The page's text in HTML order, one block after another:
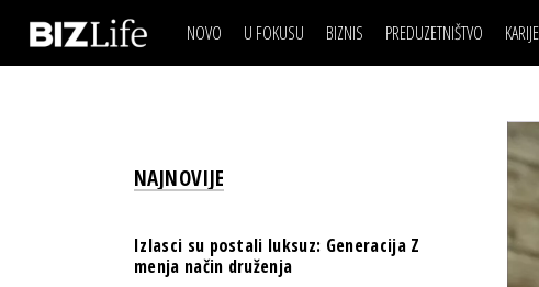
NOVO U FOKUSU BIZNIS
BREND I KOMUNIKACIJE
PREDUZETNIŠTVO
IZJAVA DANABIZNIS SCENA
BREND I KOMUNIKACIJE
OSIGURANJE
NAJNOVIJE
Izlasci su postali luksuz: Generacija Z
menja način druženja